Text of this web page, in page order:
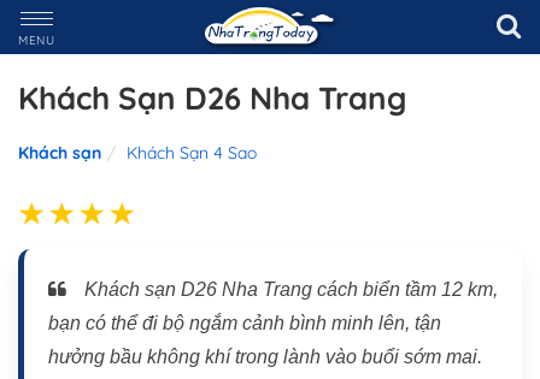
MENU
Khách Sạn D26 Nha Trang
Khách sạn Khách Sạn 4 Sao
Khách sạn D26 Nha Trang cách biển tầm 12 km,
bạn có thể đi bộ ngắm cảnh bình minh lên, tận
hưởng bầu không khí trong lành vào buổi sớm mai.